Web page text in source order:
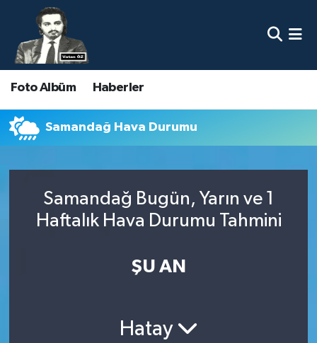
Foto Albüm Haberler
Samandağ Hava Durumu
Samandağ Bugün, Yarın ve 1
Haftalık Hava Durumu Tahmini
ŞU AN
Hatay
Nöbetçi Eczaneler
Hava Durumu
Namaz Vakitleri
Süper Lig Puan Durumu ve Fikstür
Son Dakika Haberleri